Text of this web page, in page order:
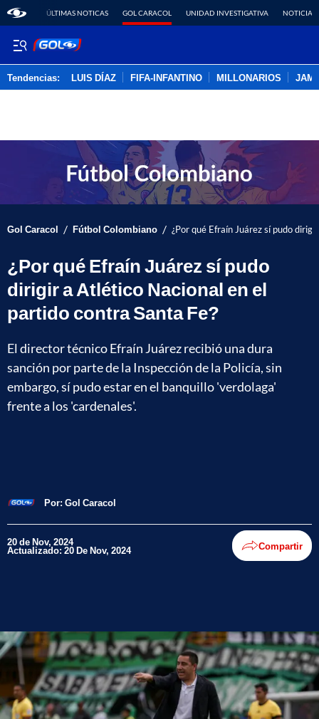
ÚLTIMAS NOTICAS GOL CARACOL UNIDAD INVESTIGATIVA NOTICIAS
Tendencias: LUIS DÍAZ FIFA-INFANTINO MILLONARIOS
Gol Caracol / Fútbol Colombiano / ¿Por qué Efraín Juárez sí pudo
¿Por qué Efraín Juárez sí pudo
dirigir a Atlético Nacional en el
partido contra Santa Fe?
El director técnico Efraín Juárez recibió una dura
sanción por parte de la Inspección de la Policía, sin
embargo, sí pudo estar en el banquillo 'verdolaga'
frente a los 'cardenales'.
Por: Gol Caracol
20 de Nov, 2024
Actualizado: 20 De Nov, 2024 Compartir